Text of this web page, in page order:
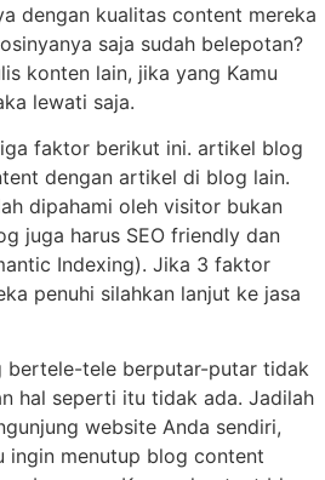
dengan kualitas content mereka
saja sudah belepotan?
konten lain, jika yang Kamu
lewati saja.
faktor berikut ini. artikel blog
dengan artikel di blog lain.
dipahami oleh visitor bukan
juga harus SEO friendly dan
Indexing). Jika 3 faktor
penuhi silahkan lanjut ke jasa
bertele-tele berputar-putar tidak
hal seperti itu tidak ada. Jadilah
website Anda sendiri,
ingin menutup blog content